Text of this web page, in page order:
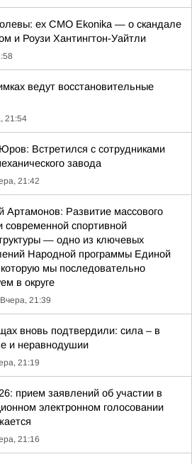
ex CMO Ekonika — о скандале
и Роузи Хантингтон-Уайтли
ведут восстановительные
21:54
Встретился с сотрудниками
завода
21:42
Артамонов: Развитие массового
современной спортивной
— одно из ключевых
Народной программы Единой
мы последовательно
в округе
Вчера, 21:39
вновь подтвердили: сила – в
и неравнодушии
21:19
прием заявлений об участии в
электронном голосовании
21:16